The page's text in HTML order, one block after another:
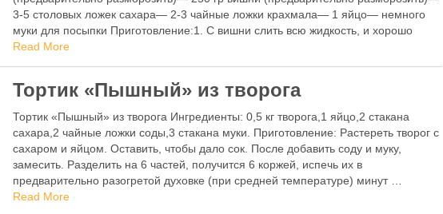
3-5 столовых ложек сахара— 2-3 чайные ложки крахмала— 1 яйцо— немного
муки для посыпки Приготовление:1. С вишни слить всю жидкость, и хорошо
отжать …
Read More
Тортик «Пышный» из творога
Тортик «Пышный» из творога Ингредиенты: 0,5 кг творога,1 яйцо,2 стакана
сахара,2 чайные ложки соды,3 стакана муки. Приготовление: Растереть творог с
сахаром и яйцом. Оставить, чтобы дало сок. После добавить соду и муку,
замесить. Разделить на 6 частей, получится 6 коржей, испечь их в
предварительно разогретой духовке (при средней температуре) минут …
Read More